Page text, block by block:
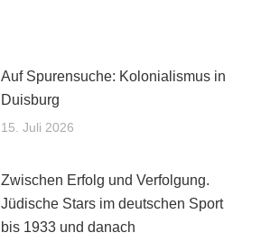
Auf Spurensuche: Kolonialismus in
Duisburg
15. Juli 2026
Zwischen Erfolg und Verfolgung.
Jüdische Stars im deutschen Sport
bis 1933 und danach